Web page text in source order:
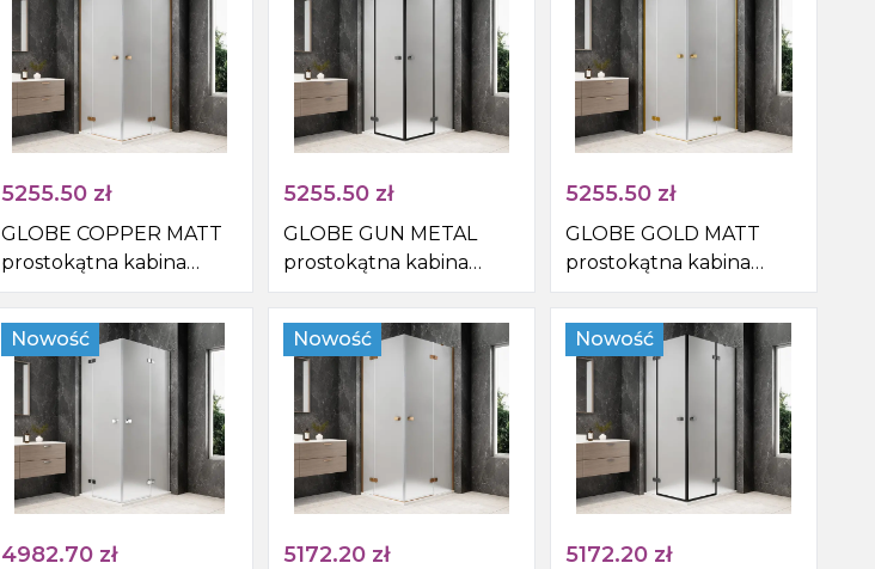
5255.50 zł
GLOBE COPPER MATT
prostokątna kabina
prysznicowa
1100x900mm, wejście z
rogu, szkło matowe
5255.50 zł
GLOBE GUN METAL
prostokątna kabina
prysznicowa
1100x900mm, wejście z
rogu, szkło matowe
5255.50 zł
GLOBE GOLD MATT
prostokątna kabina
prysznicowa
1100x900mm, wejście z
rogu, szkło matowe
Nowość
4982.70 zł
Nowość
5172.20 zł
Nowość
5172.20 zł